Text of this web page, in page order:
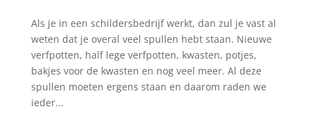
Als je in een schildersbedrijf werkt, dan zul je vast al
weten dat je overal veel spullen hebt staan. Nieuwe
verfpotten, half lege verfpotten, kwasten, potjes,
bakjes voor de kwasten en nog veel meer. Al deze
spullen moeten ergens staan en daarom raden we
ieder...